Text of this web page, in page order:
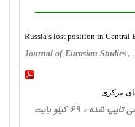
Russia’s lost position in Central
Journal of Eurasian Studies
مرکزی
، کلیه گرایش ها، 17 صفحه فارسی تایپ شده ، 69 کیلو بایت